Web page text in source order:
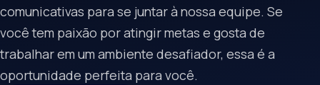
comunicativas para se juntar à nossa equipe. Se
você tem paixão por atingir metas e gosta de
trabalhar em um ambiente desafiador, essa é a
oportunidade perfeita para você.